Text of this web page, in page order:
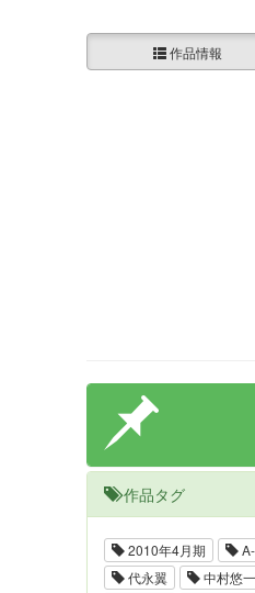
作品情報
作品タグ
2010年4月期
A-
代永翼
中村悠一